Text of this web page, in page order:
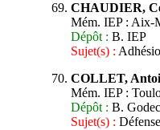
CHAUDIER,
Mém. IEP : Aix-
Dépôt : B. IEP
Sujet(s) :
COLLET,
Mém. IEP :
Dépôt : B.
Sujet(s) :